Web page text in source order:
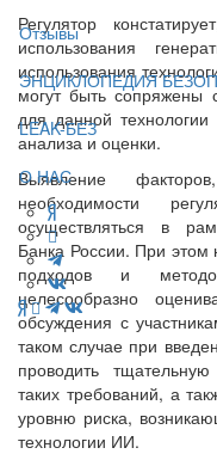
Отзывы
ЭНЦИКЛОПЕДИЯ
LEAK-БЕЗ
О НАС
Регулятор
использования
использования
могут быть сопряжены
для данной
анализа и оценки.
Выявление
необходимости
осуществляться в
Банка России. При этом
подходов и
целесообразно
обсуждения с
таком случае при
проводить
таких требований, а
уровню риска,
технологии ИИ.